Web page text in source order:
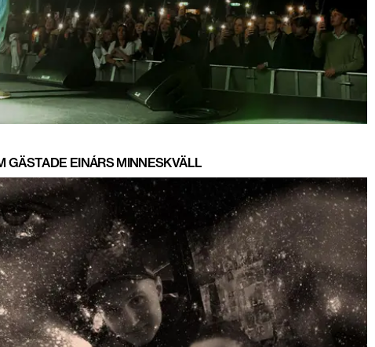
GÄSTADE EINÁRS MINNESKVÄLL